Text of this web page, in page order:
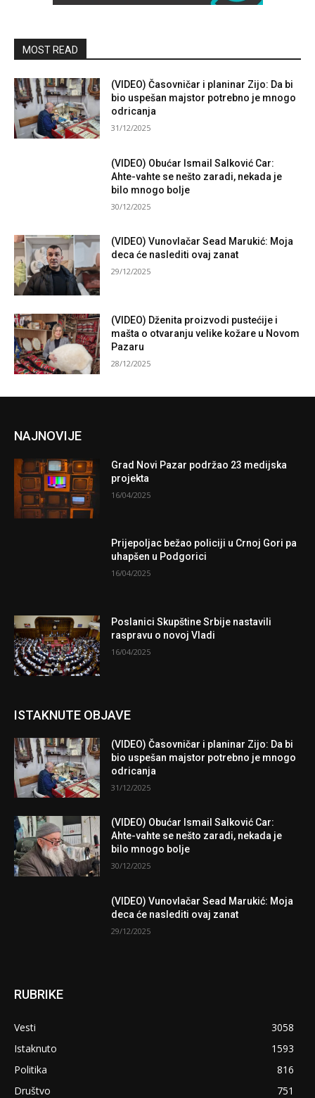
MOST READ
(VIDEO) Časovničar i planinar Zijo: Da bi
bio uspešan majstor potrebno je mnogo
odricanja
31/12/2025
(VIDEO) Obućar Ismail Salković Car:
Ahte-vahte se nešto zaradi, nekada je
bilo mnogo bolje
30/12/2025
(VIDEO) Vunovlačar Sead Marukić: Moja
deca će naslediti ovaj zanat
29/12/2025
(VIDEO) Dženita proizvodi pustećije i
mašta o otvaranju velike kožare u Novom
Pazaru
28/12/2025
NAJNOVIJE
Grad Novi Pazar podržao 23 medijska
projekta
16/04/2025
Prijepoljac bežao policiji u Crnoj Gori pa
uhapšen u Podgorici
16/04/2025
Poslanici Skupštine Srbije nastavili
raspravu o novoj Vladi
16/04/2025
ISTAKNUTE OBJAVE
(VIDEO) Časovničar i planinar Zijo: Da bi
bio uspešan majstor potrebno je mnogo
odricanja
31/12/2025
(VIDEO) Obućar Ismail Salković Car:
Ahte-vahte se nešto zaradi, nekada je
bilo mnogo bolje
30/12/2025
(VIDEO) Vunovlačar Sead Marukić: Moja
deca će naslediti ovaj zanat
29/12/2025
RUBRIKE
Vesti
3058
Istaknuto
1593
Politika
816
Društvo
751